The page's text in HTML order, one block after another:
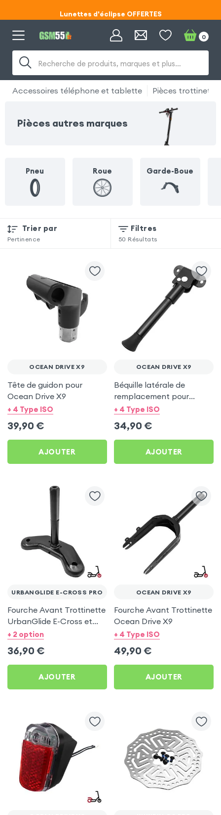
Lunettes d'éclipse OFFERTES
Code ECLIPSE55
Code ECLIPSE55
Recherche de produits, marques et plus…
0
Accessoires téléphone et tablette Pièces trottinette
Pièces autres marques
Pneu Roue Garde-Boue
Trier par
Pertinence
Filtres
50 Résultats
OCEAN DRIVE X9
Tête de guidon pour
Ocean Drive X9
+ 4 Type ISO
39,90 €
AJOUTER
OCEAN DRIVE X9
Béquille latérale de
remplacement pour
trottinette Ocean Drive
+ 4 Type ISO
34,90 €
AJOUTER
URBANGLIDE E-CROSS PRO
Fourche Avant Trottinette
UrbanGlide E-Cross et
UrbanGlide E-Cross Pro
+ 2 option
36,90 €
AJOUTER
OCEAN DRIVE X9
Fourche Avant Trottinette
Ocean Drive X9
+ 4 Type ISO
49,90 €
AJOUTER